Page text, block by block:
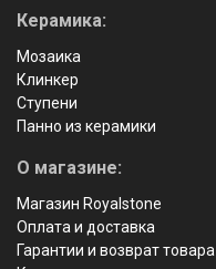
Керамика:
Мозаика
Клинкер
Ступени
Панно из керамики
О магазине:
Магазин Royalstone
Оплата и доставка
Гарантии и возврат товара